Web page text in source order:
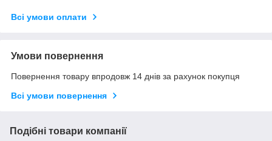
Всі умови оплати
Умови повернення
Повернення товару впродовж 14 днів за рахунок покупця
Всі умови повернення
Подібні товари компанії